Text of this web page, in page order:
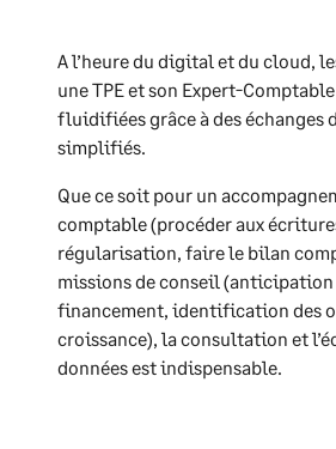
A l’heure du digital et du cloud,
une TPE et son Expert-
fluidifiées grâce à des échanges
simplifiés.
Que ce soit pour un
comptable (procéder aux
régularisation, faire le bilan
missions de conseil (anticipation
financement, identification des
croissance), la consultation et
données est indispensable.